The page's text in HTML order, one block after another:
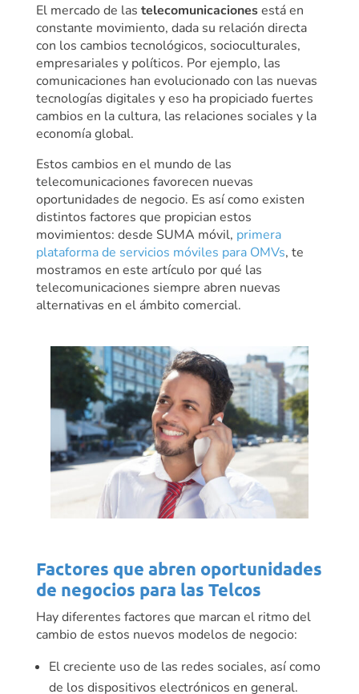
El mercado de las telecomunicacionesestá en
constante movimiento, dada su relación directa
con los cambios tecnológicos, socioculturales,
empresariales y políticos. Por ejemplo, las
comunicaciones han evolucionado con las nuevas
tecnologías digitales y eso ha propiciado fuertes
cambios en la cultura, las relaciones sociales y la
economía global.
Estos cambios en el mundo de las
telecomunicaciones favorecen nuevas
oportunidades de negocio. Es así como existen
distintos factores que propician estos
movimientos: desde SUMA móvil, primera
plataforma de servicios móviles para OMVs, te
mostramos en este artículo por qué las
telecomunicaciones siempre abren nuevas
alternativas en el ámbito comercial.
Factores que abren oportunidades
de negocios para las Telcos
Hay diferentes factores que marcan el ritmo del
cambio de estos nuevos modelos de negocio:
El creciente uso de las redes sociales, así como
de los dispositivos electrónicos en general.